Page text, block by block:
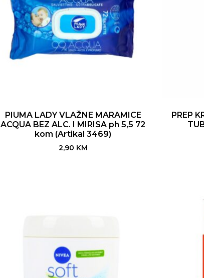
PIUMA LADY VLAŽNE MARAMICE
ACQUA BEZ ALC. I MIRISA ph 5,5 72
kom (Artikal 3469)
2,90 KM
PREP